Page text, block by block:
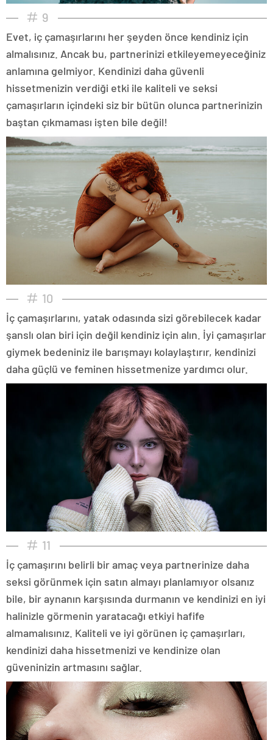
9
Evet, iç çamaşırlarını her şeyden önce kendiniz için
almalısınız. Ancak bu, partnerinizi etkileyemeyeceğiniz
anlamına gelmiyor. Kendinizi daha güvenli
hissetmenizin verdiği etki ile kaliteli ve seksi
çamaşırların içindeki siz bir bütün olunca partnerinizin
baştan çıkmaması işten bile değil!
10
İç çamaşırlarını, yatak odasında sizi görebilecek kadar
şanslı olan biri için değil kendiniz için alın. İyi çamaşırlar
giymek bedeniniz ile barışmayı kolaylaştırır, kendinizi
daha güçlü ve feminen hissetmenize yardımcı olur.
11
İç çamaşırını belirli bir amaç veya partnerinize daha
seksi görünmek için satın almayı planlamıyor olsanız
bile, bir aynanın karşısında durmanın ve kendinizi en iyi
halinizle görmenin yaratacağı etkiyi hafife
almamalısınız. Kaliteli ve iyi görünen iç çamaşırları,
kendinizi daha hissetmenizi ve kendinize olan
güveninizin artmasını sağlar.